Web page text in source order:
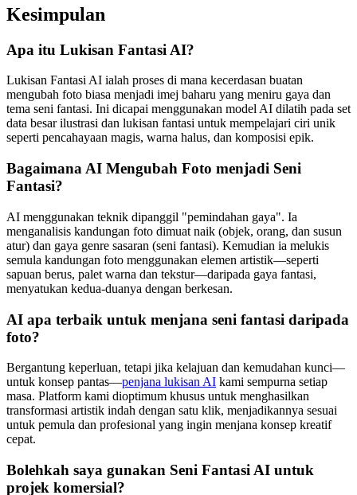
Kesimpulan
Apa itu Lukisan Fantasi AI?
Lukisan Fantasi AI ialah proses di mana kecerdasan buatan
mengubah foto biasa menjadi imej baharu yang meniru gaya dan
tema seni fantasi. Ini dicapai menggunakan model AI dilatih pada set
data besar ilustrasi dan lukisan fantasi untuk mempelajari ciri unik
seperti pencahayaan magis, warna halus, dan komposisi epik.
Bagaimana AI Mengubah Foto menjadi Seni
Fantasi?
AI menggunakan teknik dipanggil "pemindahan gaya". Ia
menganalisis kandungan foto dimuat naik (objek, orang, dan susun
atur) dan gaya genre sasaran (seni fantasi). Kemudian ia melukis
semula kandungan foto menggunakan elemen artistik—seperti
sapuan berus, palet warna dan tekstur—daripada gaya fantasi,
menyatukan kedua-duanya dengan berkesan.
AI apa terbaik untuk menjana seni fantasi daripada
foto?
Bergantung keperluan, tetapi jika kelajuan dan kemudahan kunci—
untuk konsep pantas—penjana lukisan AI kami sempurna setiap
masa. Platform kami dioptimum khusus untuk menghasilkan
transformasi artistik indah dengan satu klik, menjadikannya sesuai
untuk pemula dan profesional yang ingin menjana konsep kreatif
cepat.
Bolehkah saya gunakan Seni Fantasi AI untuk
projek komersial?